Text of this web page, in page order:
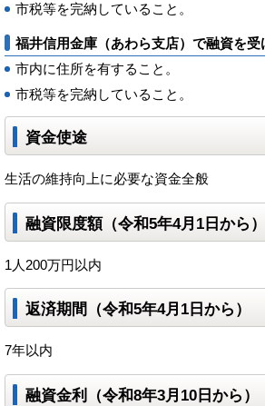
市税等を完納していること。
福井信用金庫（あわら支店）で融資を受
市内に住所を有すること。
市税等を完納していること。
資金使途
生活の維持向上に必要な資金全般
融資限度額（令和5年4月1日から）
1人200万円以内
返済期間（令和5年4月1日から）
7年以内
融資金利（令和8年3月10日から）